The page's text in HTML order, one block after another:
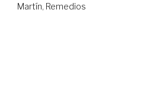
Martín, Remedios